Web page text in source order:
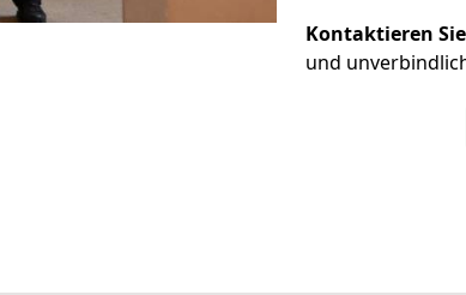
Kontaktieren
und